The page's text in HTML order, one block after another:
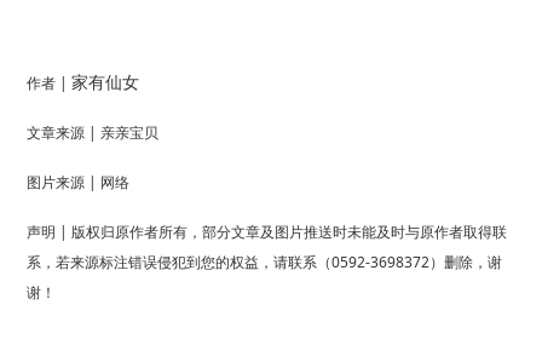
作者 | 家有仙女
文章来源 | 亲亲宝贝
图片来源 | 网络
声明 | 版权归原作者所有，部分文章及图片推送时未能及时与原作者取得联
系，若来源标注错误侵犯到您的权益，请联系（0592-3698372）删除，谢
谢！